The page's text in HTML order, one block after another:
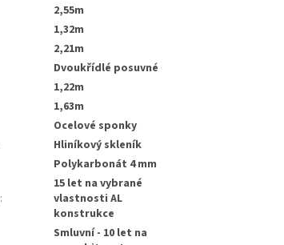
2,55m
1,32m
2,21m
dvoukřídlé posuvné
1,22m
1,63m
ocelové sponky
hliníkový skleník
polykarbonát 4 mm
:
15 let na vybrané
vlastnosti AL
konstrukce
smluvní - 10 let na